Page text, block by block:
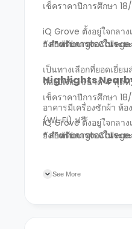
เช็คราคาปีการศึกษา 18/
iQ Grove ตั้งอยู่ใจกลา
ยัง Edinburgh
เป็นทางเลือกที่ยอดเยี่
ห้องมีเตียงขนาด 4 ฟุต
อาคารมีเครื่องซักผ้า ห้
(Wi-Fi) ฟรี
* สำหรับการจองในระ
Highlights
เช็คราคาปีการศึกษา 18/
iQ Grove ตั้งอยู่ใจกลา
ยัง Edinburgh
ห้องมีเตียงขนาด 4 ฟุต
* สำหรับการจองในระ
See More